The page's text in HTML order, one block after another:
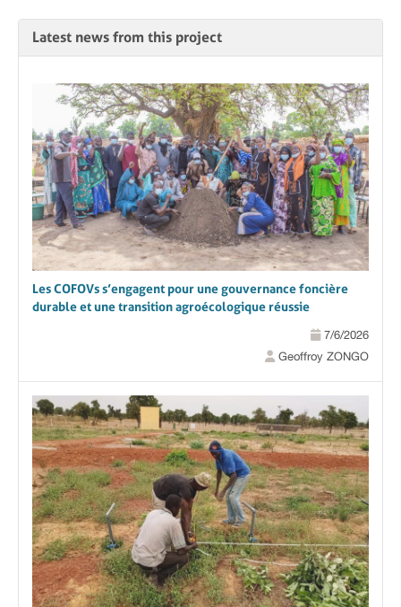
Latest news from this project
Les COFOVs s’engagent pour une gouvernance foncière
durable et une transition agroécologique réussie
7/6/2026
Geoffroy ZONGO